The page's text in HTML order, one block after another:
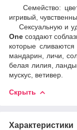
Семейство:
игривый,
Сексуальную и
One создают
которые
мандарин, личи,
белая лилия,
мускус, ветивер.
Скрыть
Характеристики